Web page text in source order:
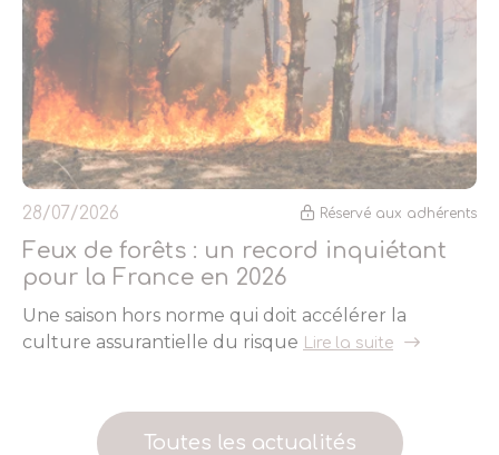
28/07/2026 Réservé aux adhérents
Feux de forêts : un record inquiétant
pour la France en 2026
Une saison hors norme qui doit accélérer la
culture assurantielle du risque
Lire la suite
Toutes les actualités